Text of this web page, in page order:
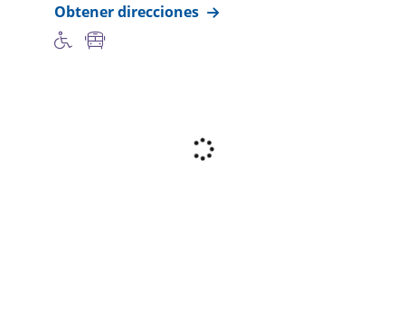
Obtener direcciones